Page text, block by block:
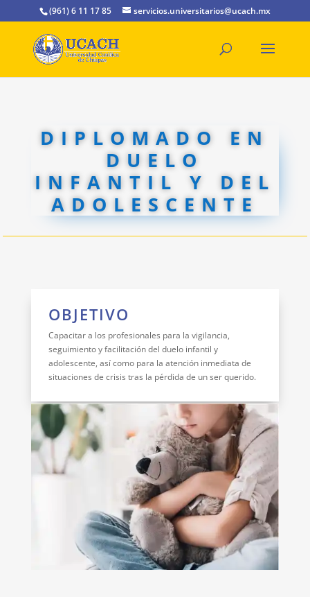
(961) 6 11 17 85 servicios.universitarios@ucach.mx
DIPLOMADO EN
DUELO
INFANTIL Y DEL
ADOLESCENTE
OBJETIVO
Capacitar a los profesionales para la vigilancia,
seguimiento y facilitación del duelo infantil y
adolescente, así como para la atención inmediata de
situaciones de crisis tras la pérdida de un ser querido.